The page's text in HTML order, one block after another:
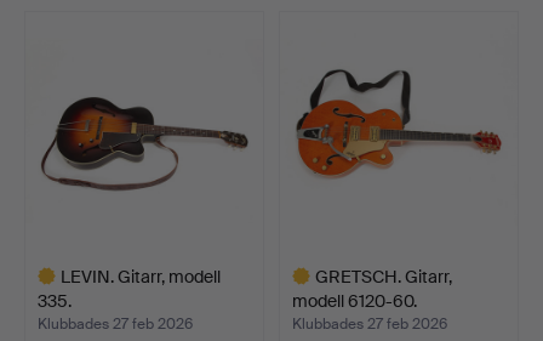
LEVIN. Gitarr, modell
335.
Klubbades 27 feb 2026
GRETSCH. Gitarr,
modell 6120-60.
Klubbades 27 feb 2026